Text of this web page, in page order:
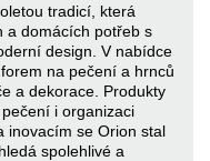
tradicí, která
a domácích potřeb s
design. V nabídce
na pečení a hrnců
a dekorace. Produkty
i organizaci
inovacím se Orion stal
spolehlivé a